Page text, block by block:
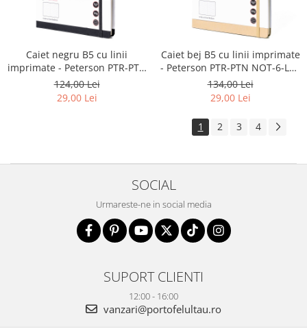
Caiet negru B5 cu linii
imprimate - Peterson PTR-PTN
NOT-6-LN-Q1 BLAC
124,00 Lei
29,00 Lei
Caiet bej B5 cu linii imprimate
- Peterson PTR-PTN NOT-6-LN-
Q1-8662
134,00 Lei
29,00 Lei
1 2 3 4
SOCIAL
Urmareste-ne in social media
SUPORT CLIENTI
12:00 - 16:00
vanzari@portofelultau.ro